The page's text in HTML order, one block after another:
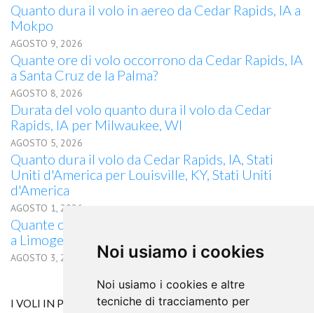
Noi usiamo i cookies
Noi usiamo i cookies e altre
tecniche di tracciamento per
Quanto dura il volo in aereo da Cedar Rapids, IA a
Mokpo
AGOSTO 9, 2026
Quante ore di volo occorrono da Cedar Rapids, IA
a Santa Cruz de la Palma?
AGOSTO 8, 2026
Durata del volo quanto dura il volo da Cedar
Rapids, IA per Milwaukee, WI
AGOSTO 5, 2026
Quanto dura il volo da Cedar Rapids, IA, Stati
Uniti d'America per Louisville, KY, Stati Uniti
d'America
AGOSTO 1, 2026
Quante ore di volo occorrono da Cedar Rapids, IA
a Limoges?
AGOSTO 3, 2026
I VOLI IN PARTENZA DA ROVANIEMI